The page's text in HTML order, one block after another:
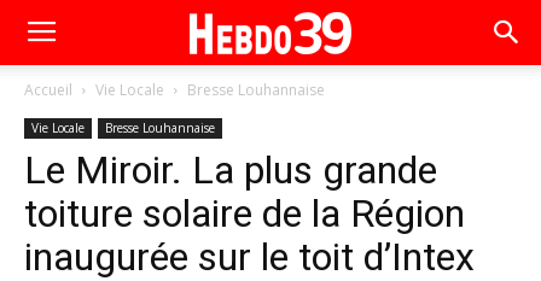
Accueil Vie Locale Bresse Louhannaise
Vie Locale Bresse Louhannaise
Le Miroir. La plus grande
toiture solaire de la Région
inaugurée sur le toit d’Intex